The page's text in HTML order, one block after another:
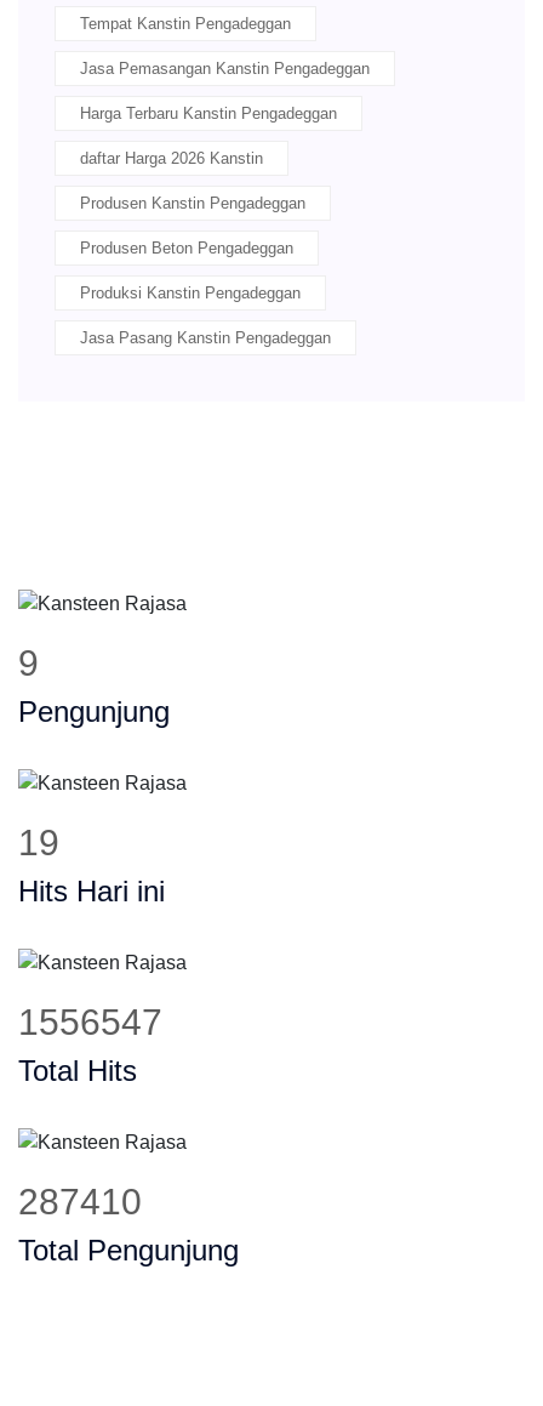
Tempat Kanstin Pengadeggan
Jasa Pemasangan Kanstin Pengadeggan
Harga Terbaru Kanstin Pengadeggan
daftar Harga 2026 Kanstin
Produsen Kanstin Pengadeggan
Produsen Beton Pengadeggan
Produksi Kanstin Pengadeggan
Jasa Pasang Kanstin Pengadeggan
11
Pengunjung
24
Hits Hari ini
1960313
Total Hits
360883
Total Pengunjung